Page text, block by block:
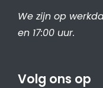
We zijn op
en 17:00 uur.
Volg ons op